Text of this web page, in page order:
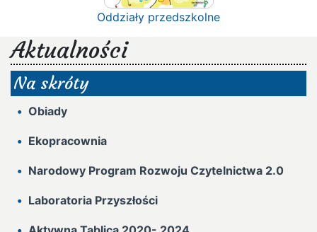
Oddziały przedszkolne
Aktualności
Na skróty
Obiady
Ekopracownia
Narodowy Program Rozwoju Czytelnictwa 2.0
Laboratoria Przyszłości